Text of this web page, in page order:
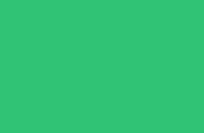
簡単に行えます。ライブの
支払いオプションをご利用